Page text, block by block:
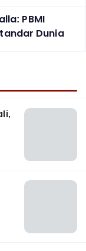
PBMI
Dunia